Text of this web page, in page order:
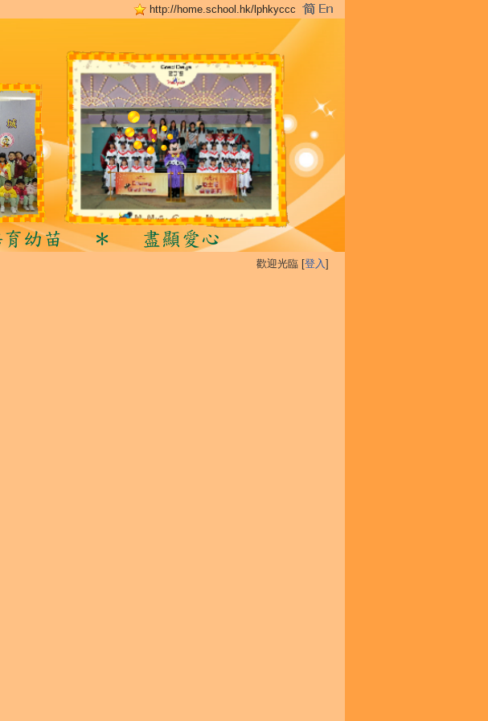
http://home.school.hk/lphkyccc
歡迎光臨 [登入]